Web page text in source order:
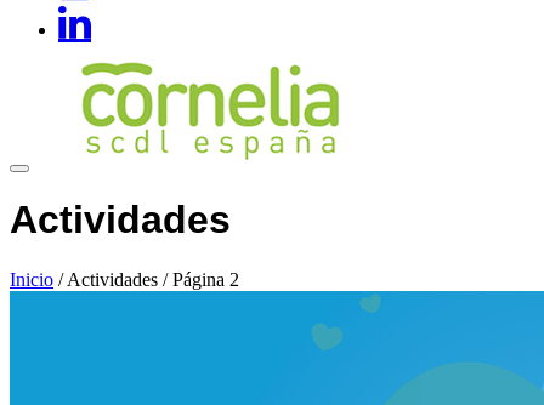
Actividades
Inicio /Actividades / Página 2